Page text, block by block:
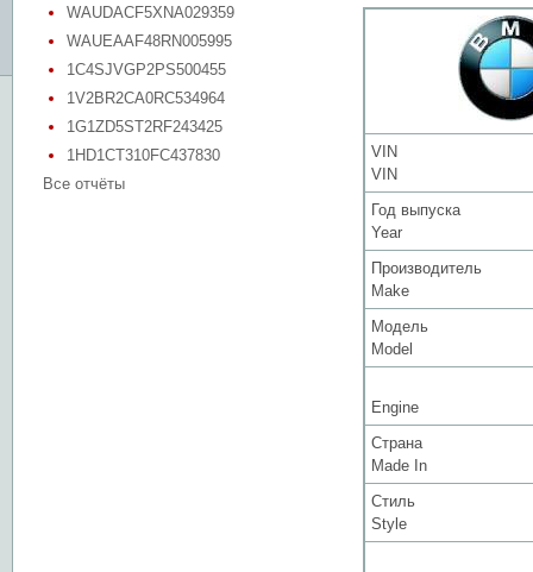
WAUDACF5XNA029359
WAUEAAF48RN005995
1C4SJVGP2PS500455
1V2BR2CA0RC534964
1G1ZD5ST2RF243425
1HD1CT310FC437830
Все отчёты
VIN
VIN
Год выпуска
Year
Производитель
Make
Модель
Model
Engine
Страна
Made In
Стиль
Style